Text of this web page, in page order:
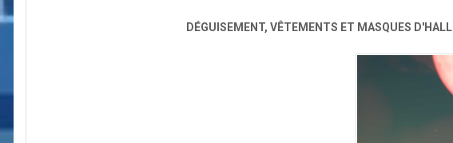
DÉGUISEMENT, VÊTEMENTS ET MASQUES